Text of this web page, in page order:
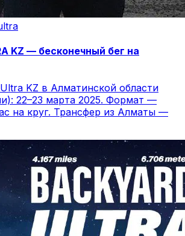
KZ — бесконечный бег на
KZ в Алматинской области
22–23 марта 2025. Формат —
на круг. Трансфер из Алматы —